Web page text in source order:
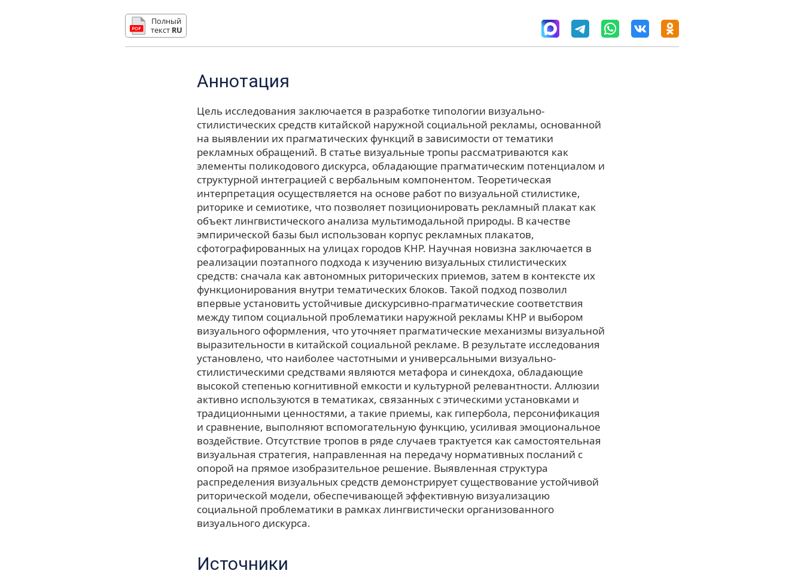
Полный
текст RU
Аннотация
Цель исследования заключается в разработке типологии визуально-
стилистических средств китайской наружной социальной рекламы, основанной
на выявлении их прагматических функций в зависимости от тематики
рекламных обращений. В статье визуальные тропы рассматриваются как
элементы поликодового дискурса, обладающие прагматическим потенциалом и
структурной интеграцией с вербальным компонентом. Теоретическая
интерпретация осуществляется на основе работ по визуальной стилистике,
риторике и семиотике, что позволяет позиционировать рекламный плакат как
объект лингвистического анализа мультимодальной природы. В качестве
эмпирической базы был использован корпус рекламных плакатов,
сфотографированных на улицах городов КНР. Научная новизна заключается в
реализации поэтапного подхода к изучению визуальных стилистических
средств: сначала как автономных риторических приемов, затем в контексте их
функционирования внутри тематических блоков. Такой подход позволил
впервые установить устойчивые дискурсивно-прагматические соответствия
между типом социальной проблематики наружной рекламы КНР и выбором
визуального оформления, что уточняет прагматические механизмы визуальной
выразительности в китайской социальной рекламе. В результате исследования
установлено, что наиболее частотными и универсальными визуально-
стилистическими средствами являются метафора и синекдоха, обладающие
высокой степенью когнитивной емкости и культурной релевантности. Аллюзии
активно используются в тематиках, связанных с этическими установками и
традиционными ценностями, а такие приемы, как гипербола, персонификация
и сравнение, выполняют вспомогательную функцию, усиливая эмоциональное
воздействие. Отсутствие тропов в ряде случаев трактуется как самостоятельная
визуальная стратегия, направленная на передачу нормативных посланий с
опорой на прямое изобразительное решение. Выявленная структура
распределения визуальных средств демонстрирует существование устойчивой
риторической модели, обеспечивающей эффективную визуализацию
социальной проблематики в рамках лингвистически организованного
визуального дискурса.
Источники